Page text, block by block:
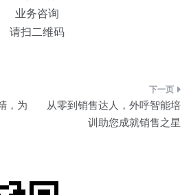
业务咨询
请扫二维码
，为
从零到销售达人，外呼智能培
训助您成就销售之星